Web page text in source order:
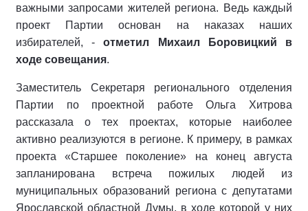
важными запросами жителей региона. Ведь каждый
проект Партии основан на наказах наших
избирателей, -отметил Михаил Боровицкий в
ходе совещания.
Заместитель Секретаря регионального отделения
Партии по проектной работе Ольга Хитрова
рассказала о тех проектах, которые наиболее
активно реализуются в регионе. К примеру, в рамках
проекта «Старшее поколение» на конец августа
запланирована встреча пожилых людей из
муниципальных образований региона с депутатами
Ярославской областной Думы, в ходе которой у них